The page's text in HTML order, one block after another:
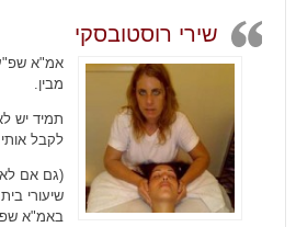
שירי רוסטובסקי
אמ"א
מבין.
תמיד יש
לקבל
(גם אם לא
שיעורי בית
באמ"א